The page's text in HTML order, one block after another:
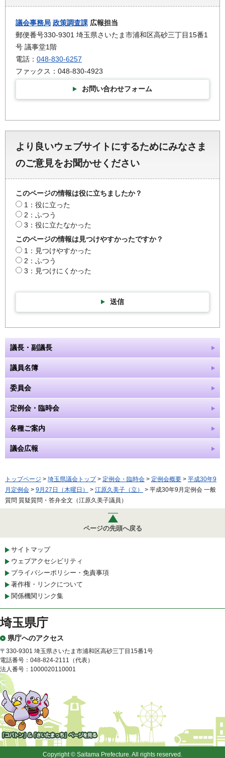
議会事務局 政策調査課 広報担当
郵便番号330-9301 埼玉県さいたま市浦和区高砂三丁目15番1
号 議事堂1階
電話： 048-830-6257
ファックス：048-830-4923
お問い合わせフォーム
より良いウェブサイトにするためにみなさま
のご意見をお聞かせください
このページの情報は役に立ちましたか？
1：役に立った
2：ふつう
3：役に立たなかった
このページの情報は見つけやすかったですか？
1：見つけやすかった
2：ふつう
3：見つけにくかった
送信
議長・副議長
議員名簿
委員会
定例会・臨時会
各種ご案内
議会広報
トップページ > 埼玉県議会トップ> 定例会・臨時会 > 定例会概要 > 平成30年9
月定例会 > 9月27日（木曜日） > 江原久美子（立）
> 平成30年9月定例会 一般
質問 質疑質問・答弁全文（江原久美子議員）
ページの先頭へ戻る
サイトマップ
ウェブアクセシビリティ
プライバシーポリシー・免責事項
著作権・リンクについて
関係機関リンク集
埼玉県庁
県庁へのアクセス
〒330-9301 埼玉県さいたま市浦和区高砂三丁目15番1号
電話番号：048-824-2111（代表）
法人番号：1000020110001
「コバトン」&「さいたまっ
Copyright © Saitama Prefecture. All rights reserved.